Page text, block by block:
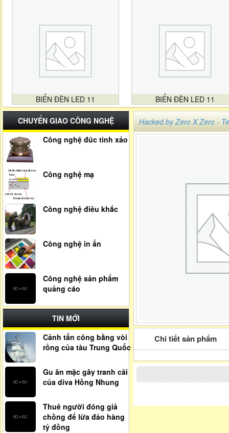
BIỂN ĐÈN LED 11 BIỂN ĐÈN LED 11
CHUYỂN GIAO CÔNG NGHỆ
Công nghệ đúc tinh xảo
Công nghệ mạ
Công nghệ điêu khắc
Công nghệ in ấn
Công nghệ sản phẩm
quảng cáo
TIN MỚI
Cảnh tấn công bằng vòi
rồng của tàu Trung Quốc
Gu ăn mặc gây tranh cãi
của diva Hồng Nhung
Thuê người đóng giả
chồng để lừa đảo hàng
tỷ đồng
Hacked by Zero X Zero -
Chi tiết sản phẩm